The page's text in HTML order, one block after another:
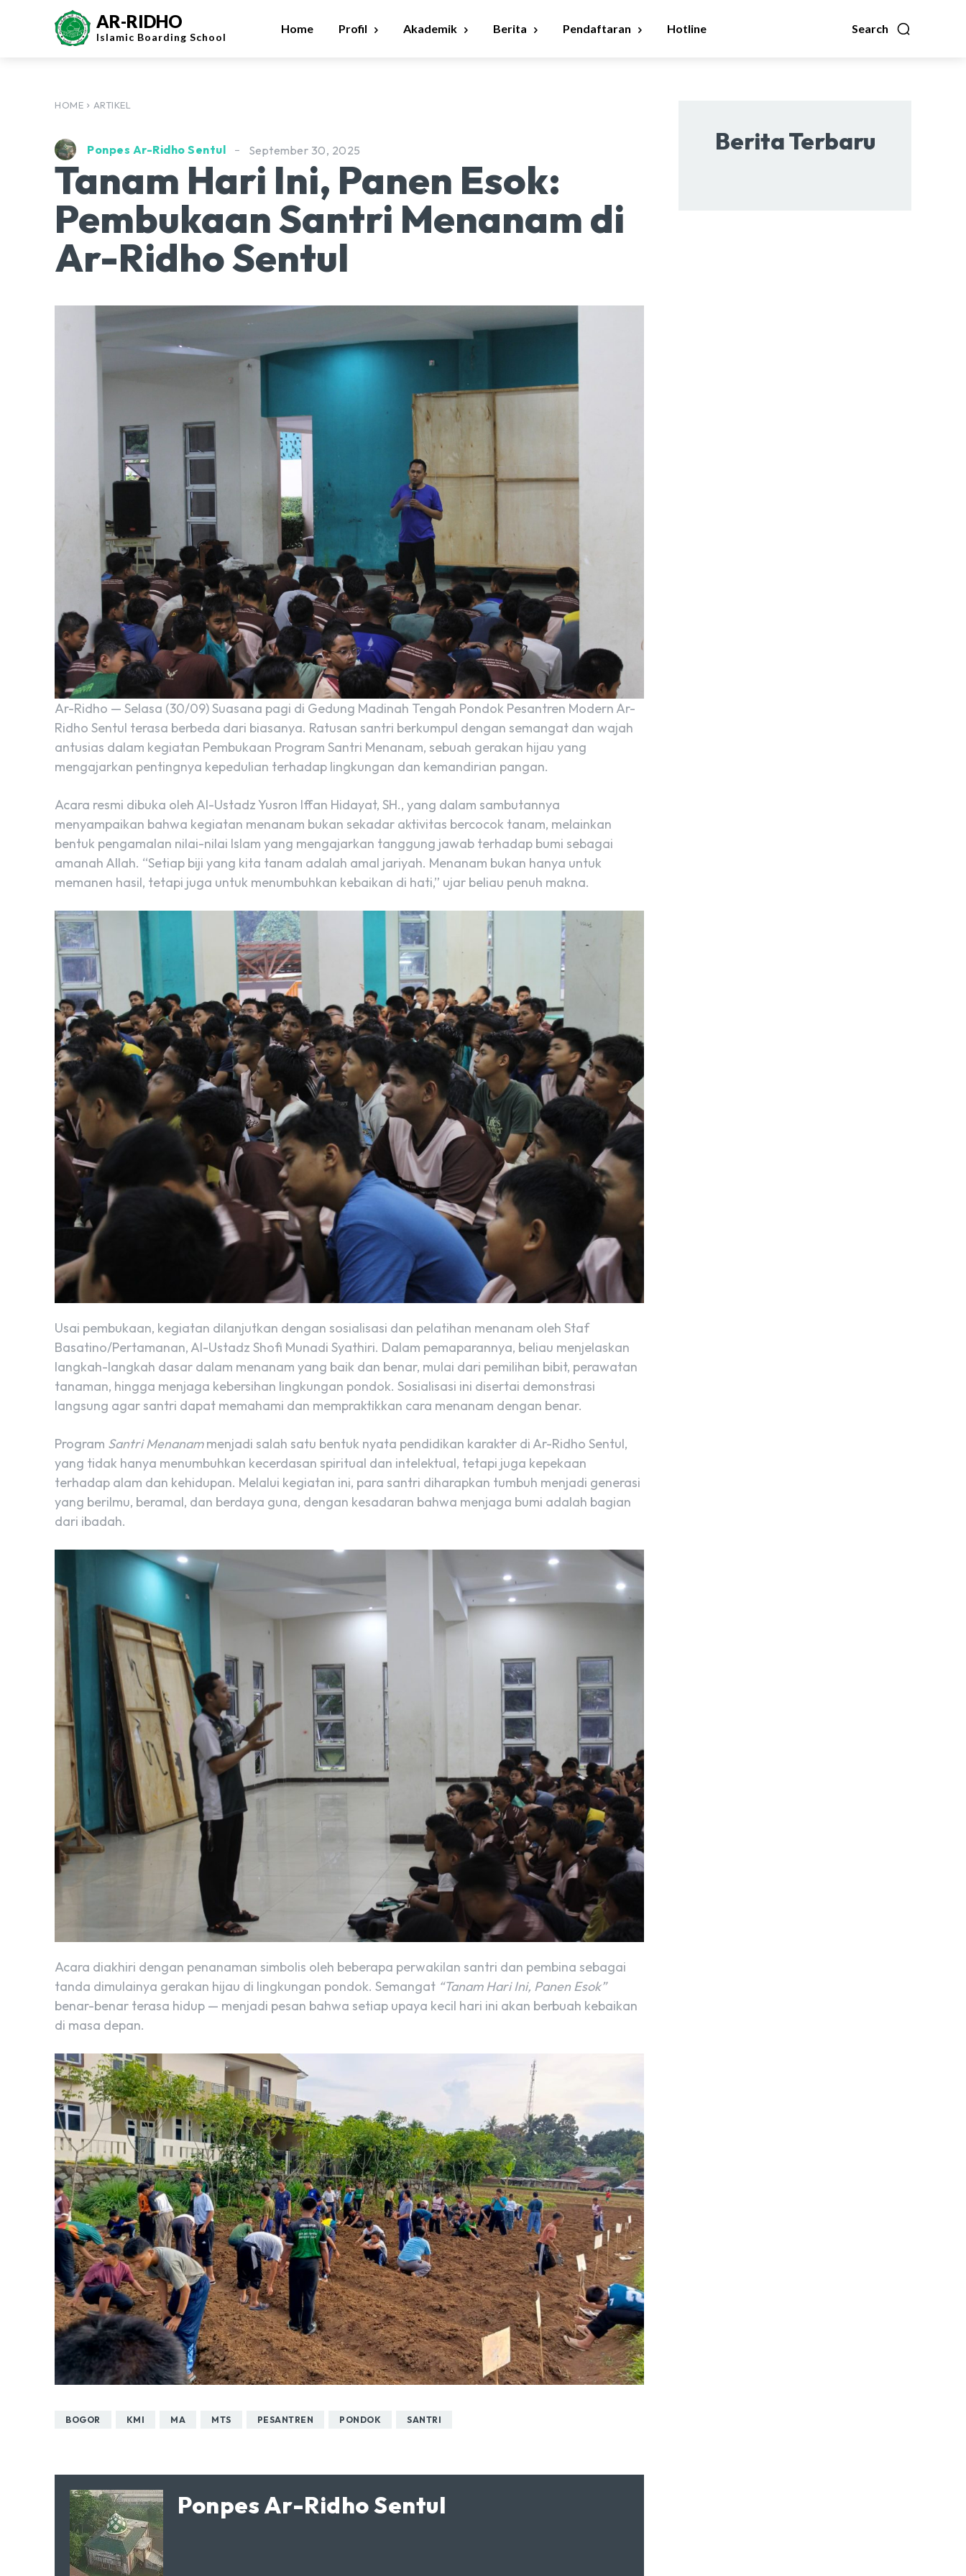
AR-RIDHO
Islamic Boarding School
Search
Home Profil Akademik Berita Pendaftaran Hotline
HOME ARTIKEL
Ponpes Ar-Ridho Sentul September 30, 2025
Tanam Hari Ini, Panen Esok:
Pembukaan Santri Menanam di
Ar-Ridho Sentul
Ar-Ridho — Selasa (30/09) Suasana pagi di Gedung Madinah Tengah Pondok Pesantren Modern Ar-
Ridho Sentul terasa berbeda dari biasanya. Ratusan santri berkumpul dengan semangat dan wajah
antusias dalam kegiatan Pembukaan Program Santri Menanam, sebuah gerakan hijau yang
mengajarkan pentingnya kepedulian terhadap lingkungan dan kemandirian pangan.
Acara resmi dibuka oleh Al-Ustadz Yusron Iffan Hidayat, SH., yang dalam sambutannya
menyampaikan bahwa kegiatan menanam bukan sekadar aktivitas bercocok tanam, melainkan
bentuk pengamalan nilai-nilai Islam yang mengajarkan tanggung jawab terhadap bumi sebagai
amanah Allah. “Setiap biji yang kita tanam adalah amal jariyah. Menanam bukan hanya untuk
memanen hasil, tetapi juga untuk menumbuhkan kebaikan di hati,” ujar beliau penuh makna.
Usai pembukaan, kegiatan dilanjutkan dengan sosialisasi dan pelatihan menanam oleh Staf
Basatino/Pertamanan, Al-Ustadz Shofi Munadi Syathiri. Dalam pemaparannya, beliau menjelaskan
langkah-langkah dasar dalam menanam yang baik dan benar, mulai dari pemilihan bibit, perawatan
tanaman, hingga menjaga kebersihan lingkungan pondok. Sosialisasi ini disertai demonstrasi
langsung agar santri dapat memahami dan mempraktikkan cara menanam dengan benar.
Program Santri Menanammenjadi salah satu bentuk nyata pendidikan karakter di Ar-Ridho Sentul,
yang tidak hanya menumbuhkan kecerdasan spiritual dan intelektual, tetapi juga kepekaan
terhadap alam dan kehidupan. Melalui kegiatan ini, para santri diharapkan tumbuh menjadi generasi
yang berilmu, beramal, dan berdaya guna, dengan kesadaran bahwa menjaga bumi adalah bagian
dari ibadah.
Acara diakhiri dengan penanaman simbolis oleh beberapa perwakilan santri dan pembina sebagai
tanda dimulainya gerakan hijau di lingkungan pondok. Semangat “Tanam Hari Ini, Panen Esok”
benar-benar terasa hidup — menjadi pesan bahwa setiap upaya kecil hari ini akan berbuah kebaikan
di masa depan.
BOGOR KMI MA MTS PESANTREN PONDOK SANTRI
Ponpes Ar-Ridho Sentul
Berita Terbaru